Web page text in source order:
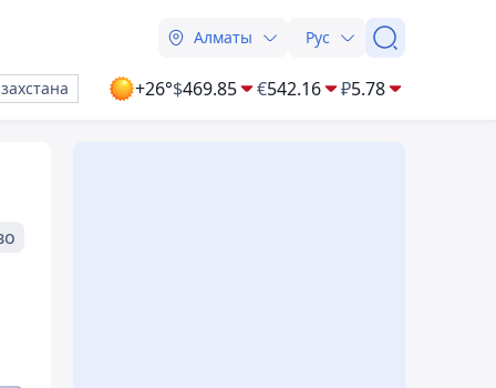
Алматы Рус
+26°$469.85 €542.16 ₽5.78